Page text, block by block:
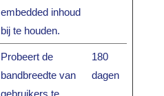
embedded inhoud
bij te houden.
Probeert de
bandbreedte van
gebruikers te
180
dagen